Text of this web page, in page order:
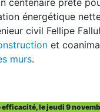
centenaire prête
énergétique
civil Fellipe
et
murs.
le jeudi 9